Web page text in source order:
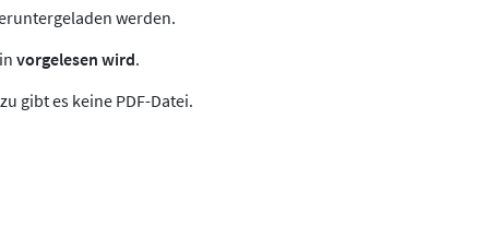
werden.
vorgelesen wird.
gibt es keine PDF-Datei.